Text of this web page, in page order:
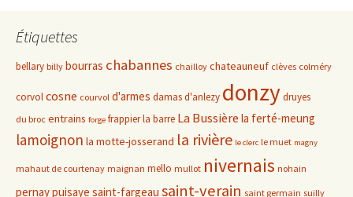
Étiquettes
bellary billy bourras chabannes chailloy chateauneuf clèves colméry
corvolcosne courvol d'armes damas d'anlezy donzydruyes
du broc entrains forge frappierla barre La Bussière la ferté-meung
lamoignon la motte-josserand la rivière le clerc le muet magny
mahaut de courtenay maignan mello mullot nivernais nohain
pernaypuisaye saint-fargeau saint-verain saint germain suilly